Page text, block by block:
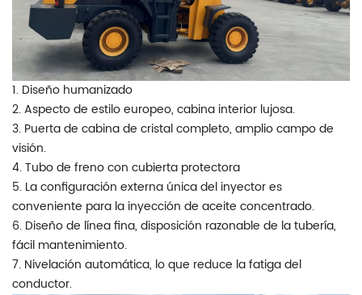
1. Diseño humanizado
2. Aspecto de estilo europeo, cabina interior lujosa.
3. Puerta de cabina de cristal completo, amplio campo de
visión.
4. Tubo de freno con cubierta protectora
5. La configuración externa única del inyector es
conveniente para la inyección de aceite concentrado.
6. Diseño de línea fina, disposición razonable de la tubería,
fácil mantenimiento.
7. Nivelación automática, lo que reduce la fatiga del
conductor.